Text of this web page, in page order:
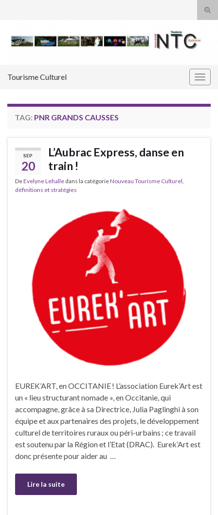
Tourisme Culturel
TAG: PNR GRANDS CAUSSES
SEP
20
L’Aubrac Express, danse en
train !
DeEvelyne Lehalle dans la catégorieNouveau Tourisme Culturel,
définitions et stratégies
EUREK’ART, en OCCITANIE ! L’association Eurek’Art est
un « lieu structurant nomade », en Occitanie, qui
accompagne, grâce à sa Directrice, Julia Paglinghi à son
équipe et aux partenaires des projets, le développement
culturel de territoires ruraux ou péri-urbains ; ce travail
est soutenu par la Région et l’Etat (DRAC). Eurek’Art est
donc présente pour aider au …
Lire la suite